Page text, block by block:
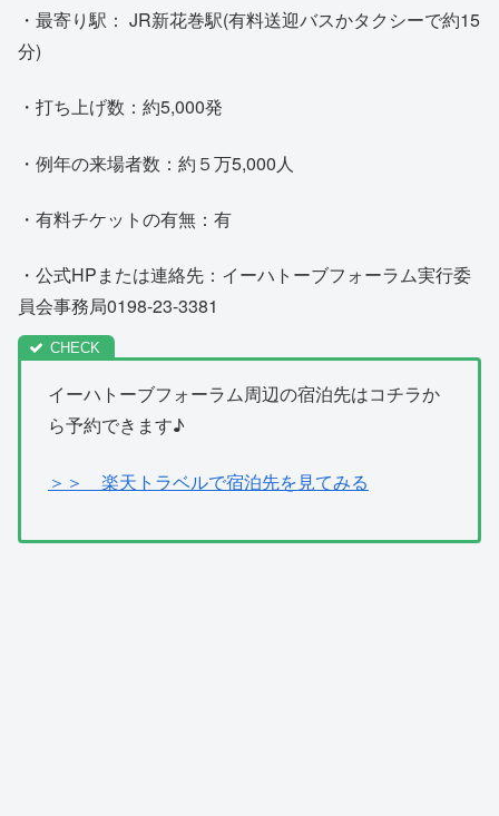
・最寄り駅： JR新花巻駅(有料送迎バスかタクシーで約15
分)
・打ち上げ数：約5,000発
・例年の来場者数：約５万5,000人
・有料チケットの有無：有
・公式HPまたは連絡先：イーハトーブフォーラム実行委
員会事務局0198-23-3381
イーハトーブフォーラム周辺の宿泊先はコチラか
ら予約できます♪
＞＞ 楽天トラベルで宿泊先を見てみる